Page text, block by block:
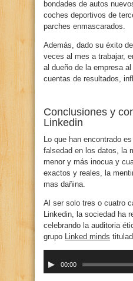
bondades de autos
coches deportivos de
parches enmascarados.
Además, dado su éxito
veces al mes a trabajar,
al dueño de la empresa
cuentas de resultados,
Conclusiones y
Linkedin
Lo que han encontrado
falsedad en los datos, la
menor y más inocua y
exactos y reales, la
mas dañina.
Al ser solo tres o cuatro
Linkedin, la sociedad ha
celebrando la auditoria
grupo Linked minds
de
00:00